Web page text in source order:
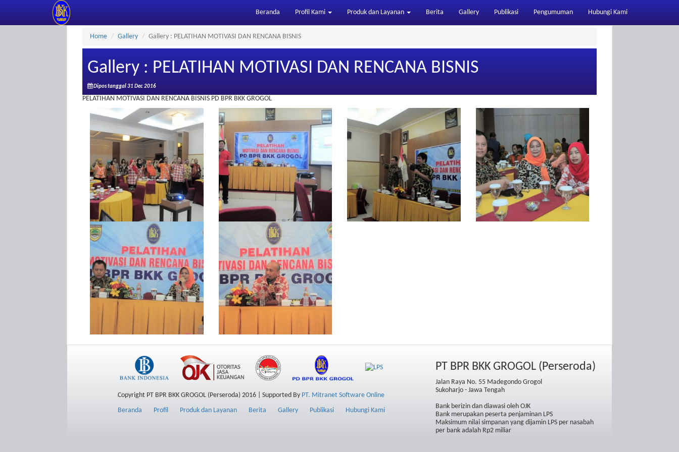
Beranda Profil Kami Produk dan Layanan Berita Gallery Publikasi Pengumuman Hubungi Kami
Home Gallery Gallery : PELATIHAN MOTIVASI DAN RENCANA BISNIS
Gallery : PELATIHAN MOTIVASI DAN RENCANA BISNIS
Dipos tanggal 31 Dec 2016
PELATIHAN MOTIVASI DAN RENCANA BISNIS PD BPR BKK GROGOL
Copyright PT BPR BKK GROGOL (Perseroda) 2016 | Supported By PT. Mitranet Software Online
Beranda
Profil Produk dan Layanan Berita Gallery Publikasi Hubungi Kami
PT BPR BKK GROGOL (Perseroda)
Jalan Raya No. 55 Madegondo Grogol
Sukoharjo - Jawa Tengah
Bank berizin dan diawasi oleh OJK
Bank merupakan peserta penjaminan LPS
Maksimum nilai simpanan yang dijamin LPS per nasabah
per bank adalah Rp2 miliar